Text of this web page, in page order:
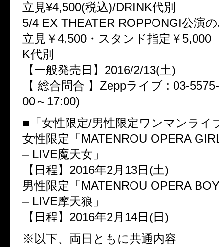
立見¥4,500(税込)/DRINK代別
5/4 EX THEATER ROPPONGI公演
立見￥4,500・スタンド指定￥5,000
K代別
【一般発売日】2016/2/13(土)
【 総合問合 】Zeppライブ : 03-
00～17:00)
■「女性限定/男性限定ワンマンライ
女性限定「MATENROU OPERA
– LIVE魔天女」
【日程】2016年2月13日(土)
男性限定「MATENROU OPERA
– LIVE摩天狼」
【日程】2016年2月14日(日)
※以下、両日ともに共通内容